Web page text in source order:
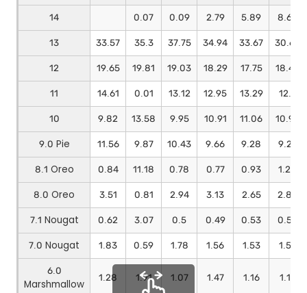
14
0.07 0.09 2.79 5.89
8.66
13
33.57 35.3 37.75 34.94 33.67
30.66
12
19.65 19.81 19.03 18.29 17.75
18.45
11
14.61 0.01 13.12 12.95 13.29
12.7
10
9.82 13.58 9.95 10.91 11.06
10.93
9.0 Pie
11.56 9.87 10.43 9.66 9.28
9.24
8.1 Oreo
0.84 11.18 0.78 0.77 0.93
1.28
8.0 Oreo
3.51 0.81 2.94 3.13 2.65
2.89
7.1 Nougat
0.62 3.07 0.5 0.49 0.53
0.54
7.0 Nougat
1.83 0.59 1.78 1.56 1.53
1.57
6.0
Marshmallow
1.28 1.91 1.07 1.47 1.16 1.15